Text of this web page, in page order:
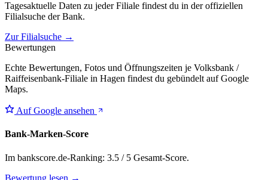
Tagesaktuelle Daten zu jeder Filiale findest du in der offiziellen
Filialsuche der Bank.
Zur Filialsuche →
Bewertungen
Echte Bewertungen, Fotos und Öffnungszeiten je Volksbank /
Raiffeisenbank-Filiale in Hagen findest du gebündelt auf Google
Maps.
Auf Google ansehen
Bank-Marken-Score
Im bankscore.de-Ranking: 3.5 / 5 Gesamt-Score.
Bewertung lesen →